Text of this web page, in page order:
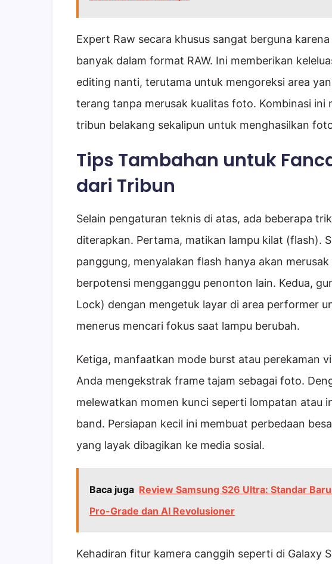
Expert Raw secara khusus sangat berguna
banyak dalam format RAW. Ini memberikan
editing nanti, terutama untuk mengoreksi area
terang tanpa merusak kualitas foto. Kombinasi ini
tribun belakang sekalipun untuk menghasilkan
Tips Tambahan untuk
dari Tribun
Selain pengaturan teknis di atas, ada beberapa
diterapkan. Pertama, matikan lampu kilat (flash).
panggung, menyalakan flash hanya akan
berpotensi mengganggu penonton lain. Kedua,
Lock) dengan mengetuk layar di area performer
menerus mencari fokus saat lampu berubah.
Ketiga, manfaatkan mode burst atau perekaman
Anda mengekstrak frame tajam sebagai foto.
melewatkan momen kunci seperti lompatan atau
band. Persiapan kecil ini membuat perbedaan
yang layak dibagikan ke media sosial.
Baca juga Review Samsung S26 Ultra: Standar
Pro-Grade dan AI Revolusioner
Kehadiran fitur kamera canggih seperti di Galaxy